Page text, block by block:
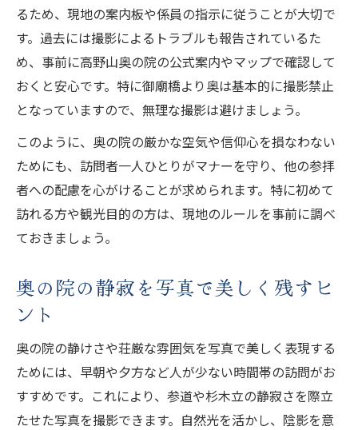
るため、現地の案内板や係員の指示に従うことが大切で
す。過去には撮影によるトラブルも報告されているた
め、事前に高野山奥の院の公式案内やマップで確認して
おくと安心です。特に御廟橋より奥は基本的に撮影禁止
となっていますので、無理な撮影は避けましょう。
このように、奥の院の厳かな空気や信仰心を損なわない
ためにも、訪問者一人ひとりがマナーを守り、他の参拝
者への配慮を心がけることが求められます。特に初めて
訪れる方や観光目的の方は、現地のルールを事前に調べ
ておきましょう。
奥の院の静寂を写真で美しく残すヒ
ント
奥の院の静けさや荘厳な雰囲気を写真で美しく表現する
ためには、早朝や夕方など人が少ない時間帯の訪問がお
すすめです。これにより、参道や杉木立の静寂さを際立
たせた写真を撮影できます。自然光を活かし、陰影を意